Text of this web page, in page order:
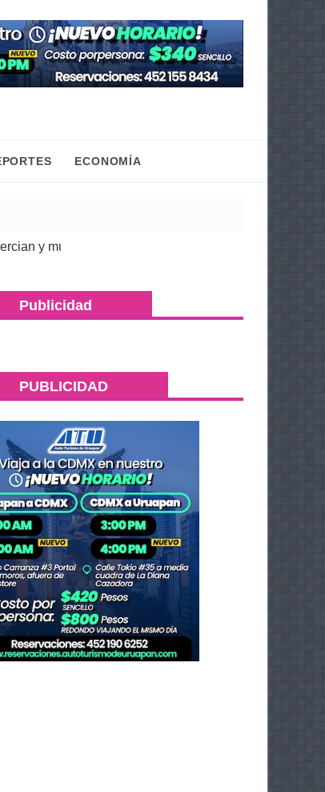
ECONOMÍA
mueven la economía regional: Torres Piña
Publicidad
PUBLICIDAD